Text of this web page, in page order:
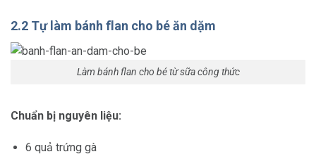
2.2 Tự làm bánh flan cho bé ăn dặm
Làm bánh flan cho bé từ sữa công thức
Chuẩn bị nguyên liệu:
6 quả trứng gà